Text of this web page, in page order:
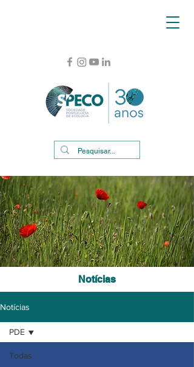
Notícias
Notícias
Todas
PDE